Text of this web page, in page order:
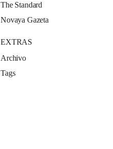
The Standard
Novaya Gazeta
EXTRAS
Archivo
Tags